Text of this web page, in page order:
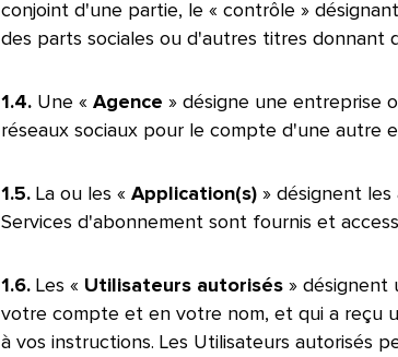
conjoint d'une partie, le « contrôle »
des parts sociales ou d'autres titres donnant
1.4.Une « Agence » désigne une entreprise
réseaux sociaux pour le compte d'une autre
1.5. La ou les « Application(s)» désignent les
Services d'abonnement sont fournis et
1.6. Les « Utilisateurs autorisés» désignent
votre compte et en votre nom, et qui a reçu
à vos instructions. Les Utilisateurs autorisés